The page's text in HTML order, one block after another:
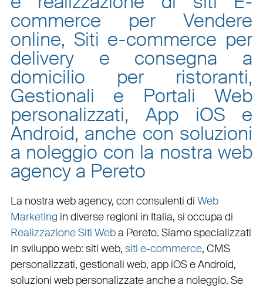
commerce per Vendere
online, Siti e-commerce per
delivery e consegna a
domicilio per ristoranti,
Gestionali e Portali Web
personalizzati, App iOS e
Android, anche con soluzioni
a noleggio con la nostra web
agency a Pereto
La nostra web agency, con consulenti di Web
Marketing in diverse regioni in Italia, si occupa di
Realizzazione Siti Weba Pereto. Siamo specializzati
in sviluppo web: siti web, siti e-commerce, CMS
personalizzati, gestionali web, app iOS e Android,
soluzioni web personalizzateanche a noleggio. Se